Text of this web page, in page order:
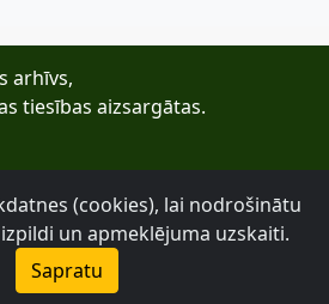
arhīvs,
tiesības aizsargātas.
(cookies), lai nodrošinātu
un apmeklējuma uzskaiti.
Sapratu